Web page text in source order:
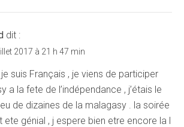
dit :
2017 à 21 h 47 min
suis Français , je viens de participer
a la fete de l’indépendance , j’étais le
de dizaines de la malagasy . la soirée
ete génial , j espere bien etre encore la l